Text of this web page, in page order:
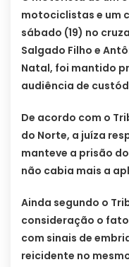
motociclistas e um
sábado (19) no
Salgado Filho e
Natal, foi mantido
audiência de
De acordo com o
do Norte, a juíza
manteve a prisão
não cabia mais a
Ainda segundo o
consideração o
com sinais de
reicidente no